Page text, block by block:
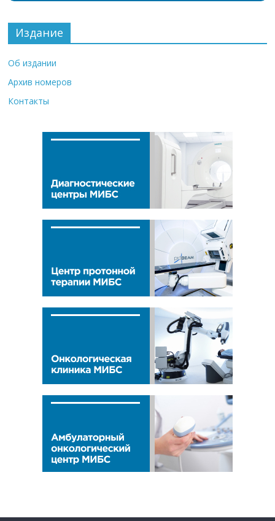
Издание
Об издании
Архив номеров
Контакты